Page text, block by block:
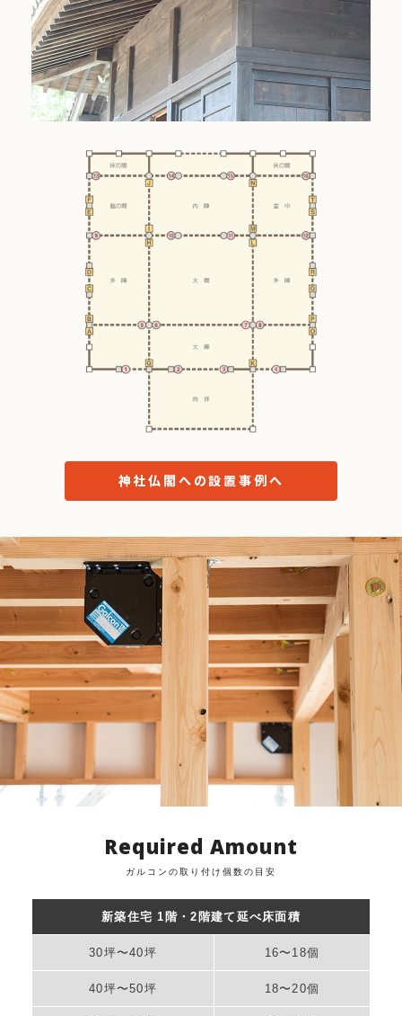
神社仏閣への設置事例へ
Required Amount
ガルコンの取り付け個数の目安
新築住宅 1階・2階建て延べ床面積
30坪〜40坪 16〜18個
40坪〜50坪 18〜20個